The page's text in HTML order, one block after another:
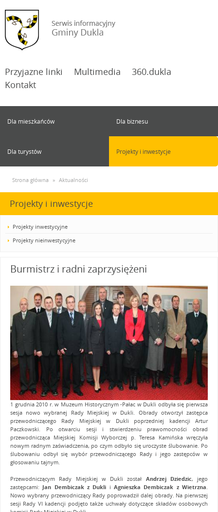
Przyjazne linki Multimedia
360.dukla
Kontakt
Dla mieszkańców Dla biznesu
Dla turystów Projekty i inwestycje
Strona główna » Aktualności
Projekty i inwestycje
Projekty inwestycyjne
Projekty nieinwestycyjne
Burmistrz i radni zaprzysiężeni
1 grudnia 2010 r. w Muzeum Historycznym -Pałac w Dukli odbyła się pierwsza
sesja nowo wybranej Rady Miejskiej w Dukli. Obrady otworzył zastępca
przewodniczącego Rady Miejskiej w Dukli poprzedniej kadencji Artur
Paczkowski. Po otwarciu sesji i stwierdzeniu prawomocności obrad
przewodnicząca Miejskiej Komisji Wyborczej p. Teresa Kamińska wręczyła
nowym radnym zaświadczenia, po czym odbyło się uroczyste ślubowanie. Po
ślubowaniu odbył się wybór przewodniczącego Rady i jego zastępców w
głosowaniu tajnym.
Przewodniczącym Rady Miejskiej w Dukli został Andrzej Dziedzic, jego
zastępcami: Jan Dembiczak z Dukli iAgnieszka Dembiczak z Wietrzna.
Nowo wybrany przewodniczący Rady poprowadził dalej obrady. Na pierwszej
sesji Rady VI kadencji podjęto także uchwały dotyczące składów osobowych